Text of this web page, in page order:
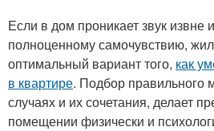
Если в дом проникает звук извне
полноценному самочувствию,
оптимальный вариант того, как
в квартире. Подбор правильного
случаях и их сочетания, делает
помещении физически и